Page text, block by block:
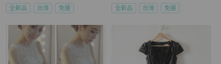
全新品 台灣 免運 全新品 台灣 免運